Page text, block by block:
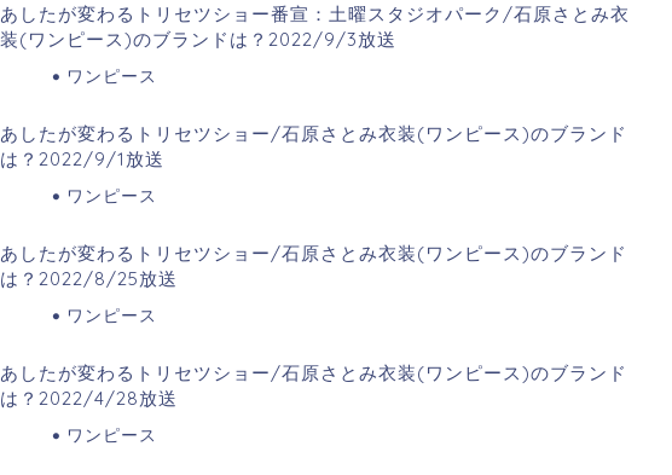
あしたが変わるトリセツショー番宣：土曜スタジオパーク/石原さとみ衣
装(ワンピース)のブランドは？2022/9/3放送
ワンピース
あしたが変わるトリセツショー/石原さとみ衣装(ワンピース)のブランド
は？2022/9/1放送
ワンピース
あしたが変わるトリセツショー/石原さとみ衣装(ワンピース)のブランド
は？2022/8/25放送
ワンピース
あしたが変わるトリセツショー/石原さとみ衣装(ワンピース)のブランド
は？2022/4/28放送
ワンピース